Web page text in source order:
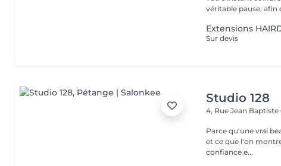
véritable pause, afin
Extensions
Sur devis
Studio 128
4, Rue Jean Baptiste
Parce qu'une vrai
et ce que l'on montre Nous transformons la beauté en expérience
confiance e...